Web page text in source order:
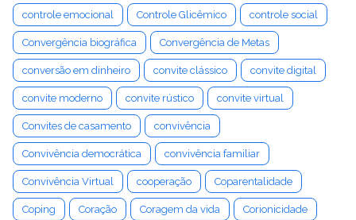
controle emocional Controle Glicêmico controle social
Convergência biográfica Convergência de Metas
conversão em dinheiro convite clássico convite digital
convite moderno convite rústico convite virtual
Convites de casamento convivência
Convivência democrática convivência familiar
Convivência Virtual cooperação Coparentalidade
Coping Coração Coragem da vida Corionicidade